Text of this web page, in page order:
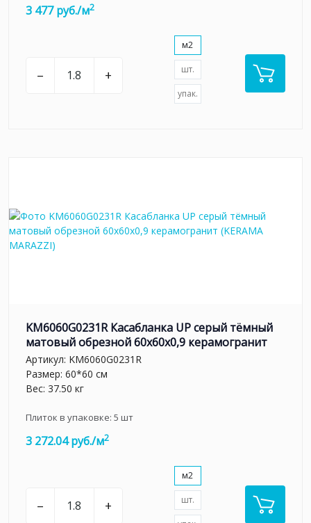
3 477 руб./м2
– +
м2
шт.
упак.
KM6060G0231R Касабланка UP серый тёмный
матовый обрезной 60x60x0,9 керамогранит
Артикул: KM6060G0231R
Размер: 60*60 см
Вес: 37.50 кг
Плиток в упаковке: 5 шт
3 272.04 руб./м2
– +
м2
шт.